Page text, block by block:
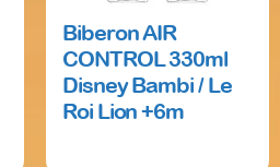
Biberon AIR
CONTROL 330ml
Disney Bambi / Le
Roi Lion +6m